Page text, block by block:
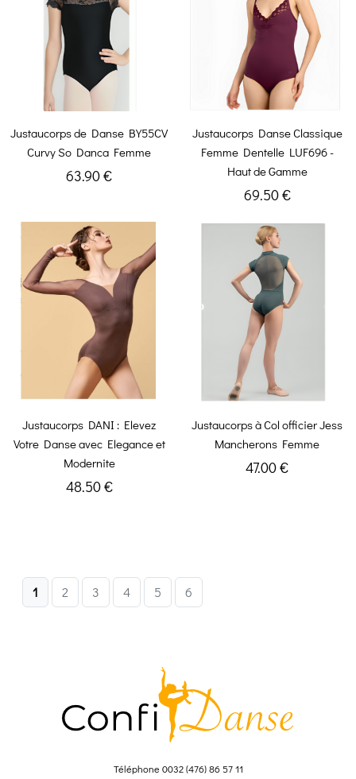
Justaucorps de Danse BY55CV
Curvy So Danca Femme
63.90 €
Justaucorps Danse Classique
Femme Dentelle LUF696 -
Haut de Gamme
69.50 €
Justaucorps DANI : Elevez
Votre Danse avec Elegance et
Modernite
48.50 €
Justaucorps à Col officier Jess
Mancherons Femme
47.00 €
1 2 3 4 5 6
Téléphone 0032 (476) 86 57 11